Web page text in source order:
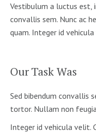
Vestibulum a luctus est,
convallis sem. Nunc ac
quam. Integer id
Our Task Was
Sed bibendum convallis
tortor. Nullam non
Integer id vehicula velit.